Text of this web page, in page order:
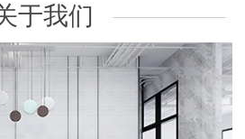
于我们